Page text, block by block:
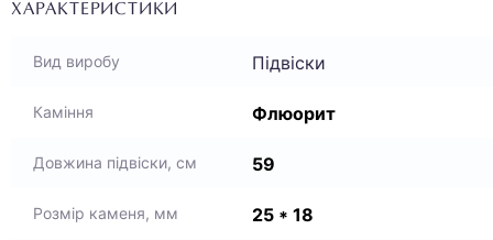
ХАРАКТЕРИСТИКИ
Вид виробу Підвіски
Каміння Флюорит
Довжина підвіски, см 59
Розмір каменя, мм 25 * 18